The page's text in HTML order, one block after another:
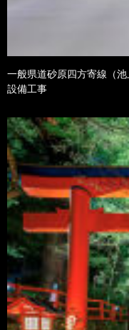
一般県道砂原四方寄線（
設備工事